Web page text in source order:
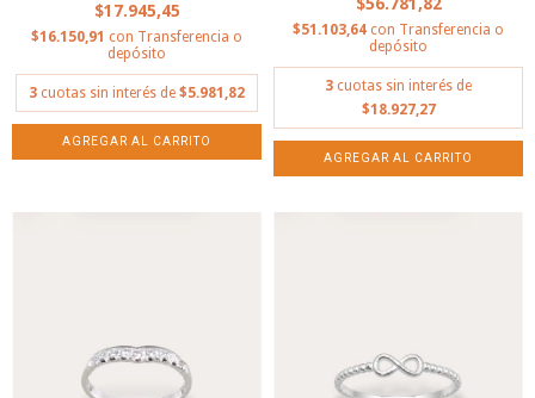
$17.945,45
$16.150,91 con Transferencia o
depósito
3 cuotas sin interés de $5.981,82
AGREGAR AL CARRITO
$51.103,64 con Transferencia o
depósito
3 cuotas sin interés de
$18.927,27
AGREGAR AL CARRITO